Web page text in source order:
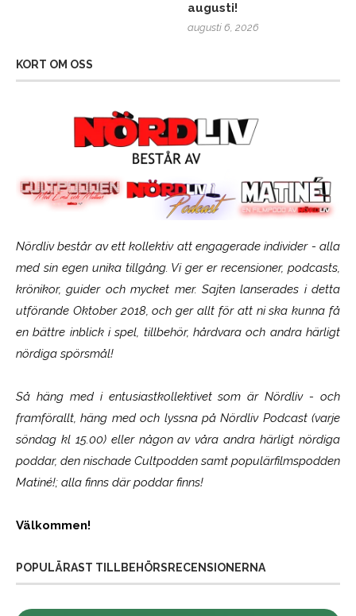
augusti!
augusti 6, 2026
KORT OM OSS
Nördliv består av ett kollektiv att engagerade individer - alla
med sin egen unika tillgång. Vi ger er recensioner, podcasts,
krönikor, guider och mycket mer. Sajten lanserades i detta
utförande Oktober 2018, och ger allt för att ni ska kunna få
en bättre inblick i spel, tillbehör, hårdvara och andra härligt
nördiga spörsmål!
Så häng med i entusiastkollektivet som ärNördliv- och
framförallt, häng med och lyssna på Nördliv Podcast (varje
söndag kl 15.00) eller någon av våra andra härligt nördiga
poddar, den nischade Cultpodden samt populärfilmspodden
Matiné!; alla finns där poddar finns!
Välkommen!
POPULÄRAST TILLBEHÖRSRECENSIONERNA